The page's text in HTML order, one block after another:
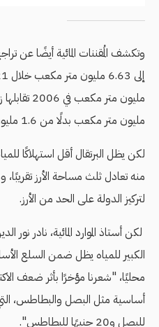
وتكشف المُقننات المائية أيضًا عن
مليون متر مكعب بدلًا من 1.6 مليون متر مكعب في ذات الفترة.
لكن يظل البرتقال أقل استهلاكًا
منه تعادل ثلث مساحة الأرز
لتركيز الدولة على الحد من الأرز.
لكن أستاذ الموارد المائية، نادر نور
الكبير للمياه يظل ضمن السلع
محليًا، "شعرنا مؤخرًا بأثر ضعف
للبصل و20 جنيهًا للبطاطس".